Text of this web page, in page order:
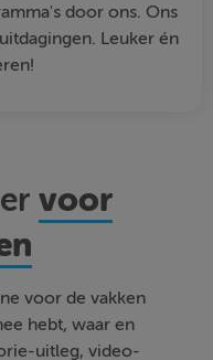
door ons. Ons
Leuker én
ervoor
voor de vakken
hebt, waar en
uitleg, video-